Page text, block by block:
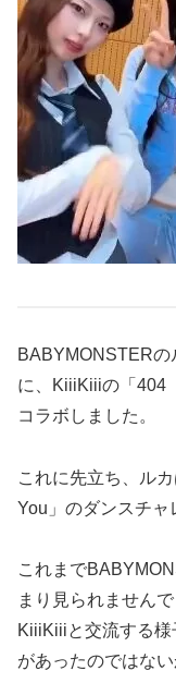
BABYMONSTER
に、KiiiKiiiの「404
コラボしました。
これに先立ち、ル
You」のダンスチャ
これまで
まり見られません
KiiiKiiiと交流する
があったのではな